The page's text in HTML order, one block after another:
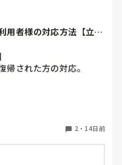
用者様の対応方法【立ち
された方の対応。
少はありますが食事以外
たごうとしたりと転倒リ
りになっています。
帰りたい一心で出口のド
ですがなにかいい介助の
2 ・ 14日前